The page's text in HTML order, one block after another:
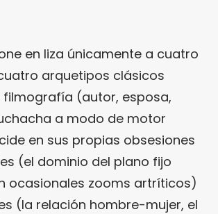
en liza únicamente a cuatro
arquetipos clásicos
filmografía (autor, esposa,
a modo de motor
en sus propias obsesiones
(el dominio del plano fijo
ocasionales zooms artríticos)
(la relación hombre-mujer, el